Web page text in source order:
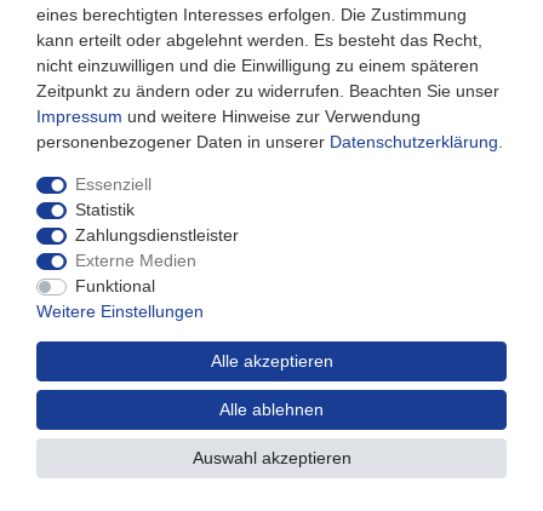
Impressum
Widerrufs­recht
Versandkosten
eines berechtigten Interesses erfolgen. Die Zustimmung
kann erteilt oder abgelehnt werden. Es besteht das Recht,
nicht einzuwilligen und die Einwilligung zu einem späteren
Zeitpunkt zu ändern oder zu widerrufen. Beachten Sie unser
Impressum und weitere Hinweise zur Verwendung
personenbezogener Daten in unserer Daten­schutz­erklärung
Essenziell
Statistik
Zahlungsdienstleister
Externe Medien
Funktional
Weitere Einstellungen
Alle akzeptieren
Alle ablehnen
Auswahl akzeptieren